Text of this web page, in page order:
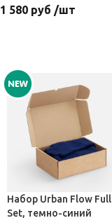
1 580 руб /шт
Набор Urban Flow Full
Set, темно-синий